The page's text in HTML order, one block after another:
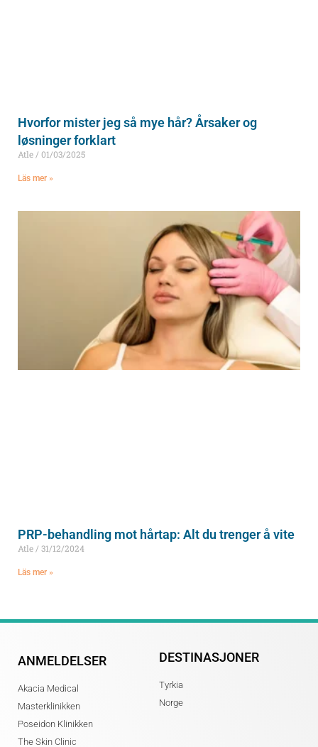
Hvorfor mister jeg så mye hår? Årsaker og
løsninger forklart
Atle 01/03/2025
Läs mer »
PRP-behandling mot hårtap: Alt du trenger å vite
Atle 31/12/2024
Läs mer »
ANMELDELSER
Akacia Medical
Masterklinikken
Poseidon Klinikken
The Skin Clinic
DESTINASJONER
Tyrkia
Norge